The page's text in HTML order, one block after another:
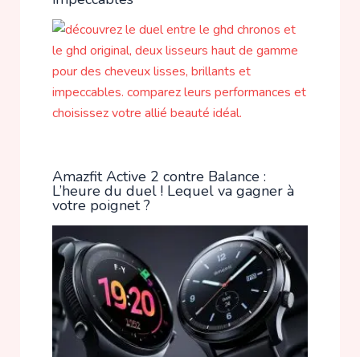
Amazfit Active 2 contre Balance :
L’heure du duel ! Lequel va gagner à
votre poignet ?